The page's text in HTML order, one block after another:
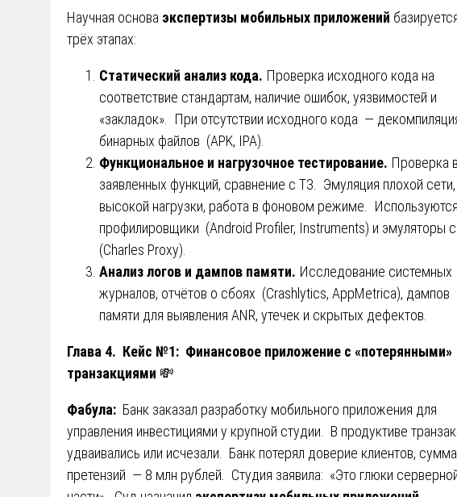
Научная основа экспертизы мобильных приложений
трёх этапах:
Статический анализ кода. Проверка исходного кода на
соответствие стандартам, наличие ошибок, уязвимостей и
«закладок». При отсутствии исходного кода —
бинарных файлов (APK, IPA).
Функциональное и нагрузочное тестирование. Проверка
заявленных функций, сравнение с ТЗ. Эмуляция плохой сети,
высокой нагрузки, работа в фоновом режиме. Используются
профилировщики (Android Profiler, Instruments) и эмуляторы
(Charles Proxy).
Анализ логов и дампов памяти. Исследование системных
журналов, отчётов о сбоях (Crashlytics, AppMetrica), дампов
памяти для выявления ANR, утечек и скрытых дефектов.
Глава 4. Кейс №1: Финансовое приложение с «потерянными»
транзакциями 💸
Фабула: Банк заказал разработку мобильного приложения для
управления инвестициями у крупной студии. В продуктиве
удваивались или исчезали. Банк потерял доверие клиентов, сумма
претензий — 8 млн рублей. Студия заявила: «Это глюки